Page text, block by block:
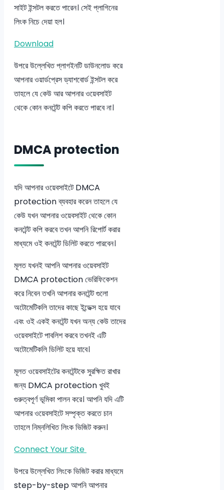
সাইট ইন্সটল করতে পারেন। সেই প্লাগিনের
লিংক নিচে দেয়া হল।
Download
উপরে উল্লেখিত প্লাগইনটি ডাউনলোড করে
আপনার ওয়ার্ডপ্রেস ড্যাশবোর্ড ইন্সটল করে
তাহলে যে কেউ আর আপনার ওয়েবসাইট
থেকে কোন কনটেন্ট কপি করতে পারবে না।
DMCA protection
যদি আপনার ওয়েবসাইটে DMCA
protection ব্যবহার করেন তাহলে যে
কেউ যখন আপনার ওয়েবসাইট থেকে কোন
কনটেন্ট কপি করবে তখন আপনি রিপোর্ট করার
মাধ্যমে ওই কনটেন্ট ডিলিট করতে পারবেন।
মূলত যখনই আপনি আপনার ওয়েবসাইট
DMCA protection ভেরিফিকেশন
করে নিবেন তখনি আপনার কনটেন্ট গুলো
অটোমেটিকলি তাদের কাছে ইন্ডেক্স হয়ে যাবে
এবং ওই একই কনটেন্ট যখন অন্য কেউ তাদের
ওয়েবসাইটে পাবলিশ করবে তখনই এটি
অটোমেটিকলি ডিলিট হয়ে যাবে।
মূলত ওয়েবসাইটের কনটেন্টকে সুরক্ষিত রাখার
জন্য DMCA protection খুবই
গুরুত্বপূর্ণ ভূমিকা পালন করে। আপনি যদি এটি
আপনার ওয়েবসাইটে সম্পৃক্ত করতে চান
তাহলে নিম্নলিখিত লিংক ভিজিট করুন।
Connect Your Site
উপরে উল্লেখিত লিংকে ভিজিট করার মাধ্যমে
step-by-step আপনি আপনার